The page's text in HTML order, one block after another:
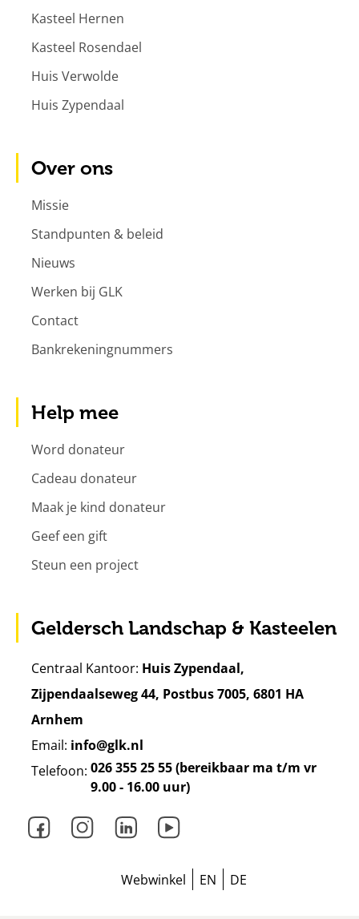
Kasteel Hernen
Kasteel Rosendael
Huis Verwolde
Huis Zypendaal
Over ons
Missie
Standpunten & beleid
Nieuws
Werken bij GLK
Contact
Bankrekeningnummers
Help mee
Word donateur
Cadeau donateur
Maak je kind donateur
Geef een gift
Steun een project
Geldersch Landschap & Kasteelen
Centraal Kantoor: Huis Zypendaal,
Zijpendaalseweg 44, Postbus 7005, 6801 HA
Arnhem
Email: info@glk.nl
Telefoon: 026 355 25 55 (bereikbaar ma t/m vr
9.00 - 16.00 uur)
Webwinkel
EN DE